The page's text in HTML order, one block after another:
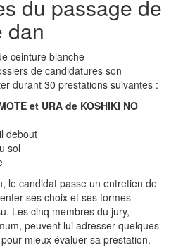
du passage de
dan
ceinture blanche-
de candidatures son
durant 30 prestations suivantes :
et URA de KOSHIKI NO
debout
sol
le candidat passe un entretien de
ses choix et ses formes
Les cinq membres du jury,
peuvent lui adresser quelques
mieux évaluer sa prestation.